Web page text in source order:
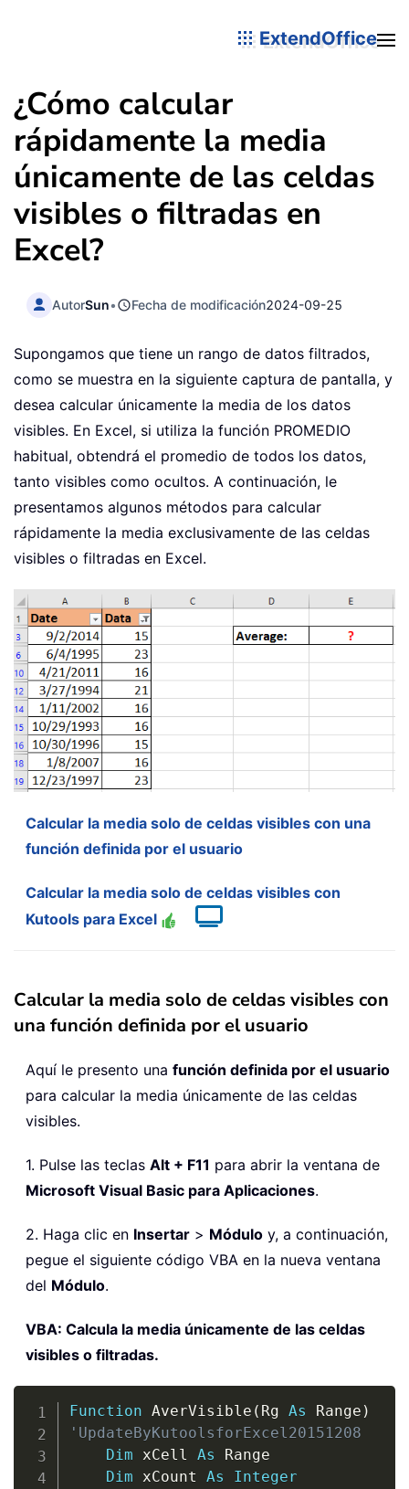
ExtendOffice
¿Cómo calcular
rápidamente la media
únicamente de las celdas
visibles o filtradas en
Excel?
AutorSun• Fecha de modificación2024-09-25
Supongamos que tiene un rango de datos filtrados,
como se muestra en la siguiente captura de pantalla, y
desea calcular únicamente la media de los datos
visibles. En Excel, si utiliza la función PROMEDIO
habitual, obtendrá el promedio de todos los datos,
tanto visibles como ocultos. A continuación, le
presentamos algunos métodos para calcular
rápidamente la media exclusivamente de las celdas
visibles o filtradas en Excel.
Calcular la media solo de celdas visibles con una
función definida por el usuario
Calcular la media solo de celdas visibles con
Kutools para Excel
Calcular la media solo de celdas visibles con
una función definida por el usuario
Aquí le presento una función definida por el usuario
para calcular la media únicamente de las celdas
visibles.
1. Pulse las teclas Alt + F11 para abrir la ventana de
Microsoft Visual Basic para Aplicaciones.
2. Haga clic en Insertar > Módulo y, a continuación,
pegue el siguiente código VBA en la nueva ventana
del Módulo.
VBA: Calcula la media únicamente de las celdas
visibles o filtradas.
Function AverVisible ( Rg As Range )
'UpdateByKutoolsforExcel20151208
Dim xCell As Range
Dim xCount As
Integer
Copy